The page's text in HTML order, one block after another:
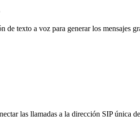
texto a voz para generar los mensajes
las llamadas a la dirección SIP única